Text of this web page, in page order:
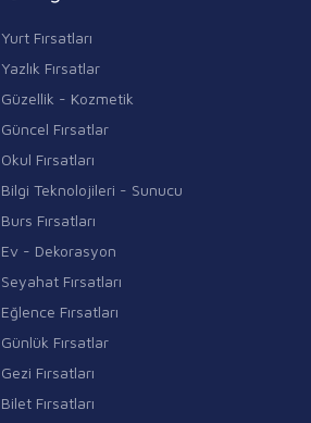
Yurt Fırsatları
Yazlık Fırsatlar
Güzellik - Kozmetik
Güncel Fırsatlar
Okul Fırsatları
Bilgi Teknolojileri - Sunucu
Burs Fırsatları
Ev - Dekorasyon
Seyahat Fırsatları
Eğlence Fırsatları
Günlük Fırsatlar
Gezi Fırsatları
Bilet Fırsatları